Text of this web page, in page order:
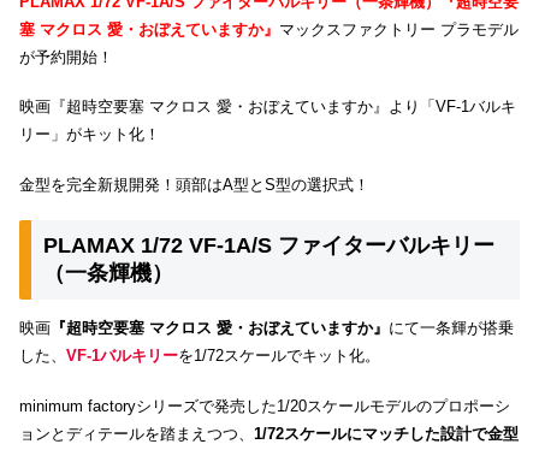
塞 マクロス 愛・おぼえていますか』 マックスファクトリー プラモデル
が予約開始！
映画『超時空要塞 マクロス 愛・おぼえていますか』より「VF-1バルキ
リー」がキット化！
金型を完全新規開発！頭部はA型とS型の選択式！
PLAMAX 1/72 VF-1A/S ファイターバルキリー
（一条輝機）
映画 『超時空要塞 マクロス 愛・おぼえていますか』 にて一条輝が搭乗
した、 VF-1バルキリーを1/72スケールでキット化。
minimum factoryシリーズで発売した1/20スケールモデルのプロポーシ
ョンとディテールを踏まえつつ、 1/72スケールにマッチした設計で金型